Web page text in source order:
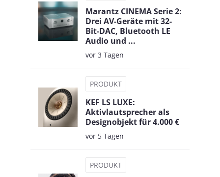
Marantz CINEMA Serie 2:
Drei AV-Geräte mit 32-
Bit-DAC, Bluetooth LE
Audio und ...
vor 3 Tagen
PRODUKT
KEF LS LUXE:
Aktivlautsprecher als
Designobjekt für 4.000 €
vor 5 Tagen
PRODUKT